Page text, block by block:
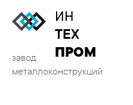
ИН
ТЕХ
ПРОМ
завод
металлоконструкций